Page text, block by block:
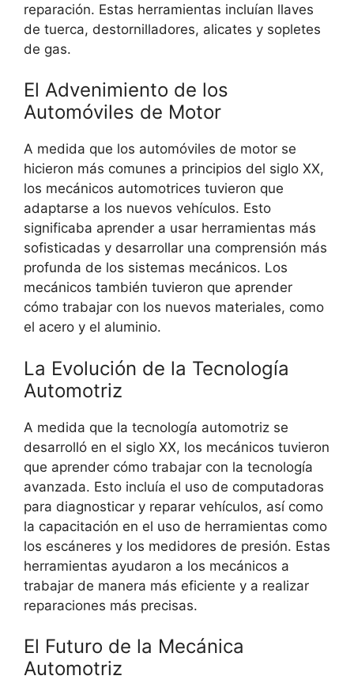
reparación. Estas herramientas incluían llaves
de tuerca, destornilladores, alicates y sopletes
de gas.
El Advenimiento de los
Automóviles de Motor
A medida que los automóviles de motor se
hicieron más comunes a principios del siglo XX,
los mecánicos automotrices tuvieron que
adaptarse a los nuevos vehículos. Esto
significaba aprender a usar herramientas más
sofisticadas y desarrollar una comprensión más
profunda de los sistemas mecánicos. Los
mecánicos también tuvieron que aprender
cómo trabajar con los nuevos materiales, como
el acero y el aluminio.
La Evolución de la Tecnología
Automotriz
A medida que la tecnología automotriz se
desarrolló en el siglo XX, los mecánicos tuvieron
que aprender cómo trabajar con la tecnología
avanzada. Esto incluía el uso de computadoras
para diagnosticar y reparar vehículos, así como
la capacitación en el uso de herramientas como
los escáneres y los medidores de presión. Estas
herramientas ayudaron a los mecánicos a
trabajar de manera más eficiente y a realizar
reparaciones más precisas.
El Futuro de la Mecánica
Automotriz